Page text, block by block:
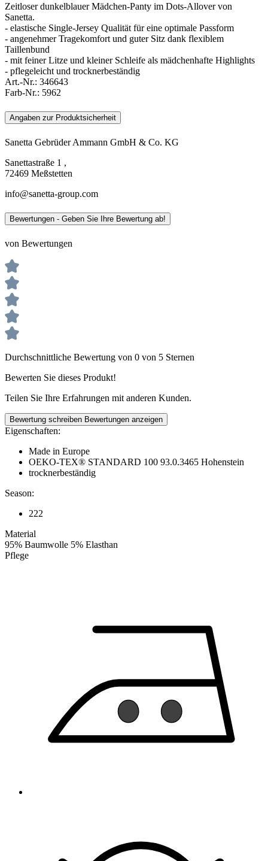
Zeitloser dunkelblauer Mädchen-Panty im Dots-Allover von
Sanetta.
- elastische Single-Jersey Qualität für eine optimale Passform
- angenehmer Tragekomfort und guter Sitz dank flexiblem
Taillenbund
- mit feiner Litze und kleiner Schleife als mädchenhafte Highlights
- pflegeleicht und trocknerbeständig
Art.-Nr.: 346643
Farb-Nr.: 5962
Angaben zur Produktsicherheit
Sanetta Gebrüder Ammann GmbH & Co. KG
Sanettastraße 1 ,
72469 Meßstetten
info@sanetta-group.com
Bewertungen - Geben Sie Ihre Bewertung ab!
von Bewertungen
Durchschnittliche Bewertung von 0 von 5 Sternen
Bewerten Sie dieses Produkt!
Teilen Sie Ihre Erfahrungen mit anderen Kunden.
Bewertung schreiben Bewertungen anzeigen
Eigenschaften:
Made in Europe
OEKO-TEX® STANDARD 100 93.0.3465 Hohenstein
trocknerbeständig
Season:
222
Material
95% Baumwolle 5% Elasthan
Pflege